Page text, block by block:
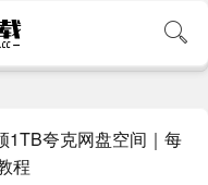
1TB夸克网盘空间｜每
程